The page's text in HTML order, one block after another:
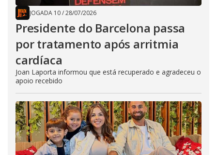
JOGADA 10/28/07/2026
Presidente do Barcelona passa
por tratamento após arritmia
cardíaca
Joan Laporta informou que está recuperado e agradeceu o
apoio recebido